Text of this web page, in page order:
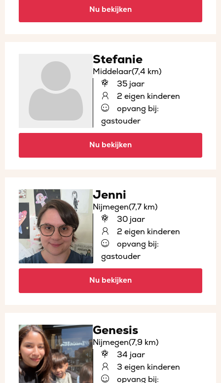
Nu bekijken
Stefanie
Middelaar(7,4 km)
35 jaar
2 eigen kinderen
opvang bij:
gastouder
Nu bekijken
Jenni
Nijmegen(7,7 km)
30 jaar
2 eigen kinderen
opvang bij:
gastouder
Nu bekijken
Genesis
Nijmegen(7,9 km)
34 jaar
3 eigen kinderen
opvang bij: